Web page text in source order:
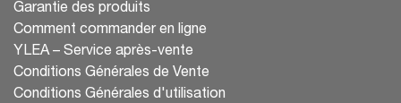
Garantie des produits
Comment commander en ligne
YLEA – Service après-vente
Conditions Générales de Vente
Conditions Générales d'utilisation